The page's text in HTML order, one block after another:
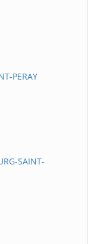
PERAY
SAINT-